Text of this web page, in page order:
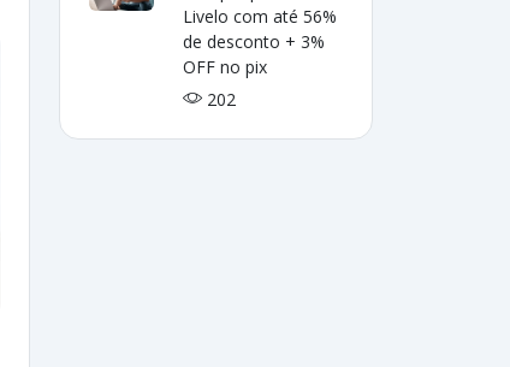
Livelo com até 56%
de desconto + 3%
OFF no pix
202